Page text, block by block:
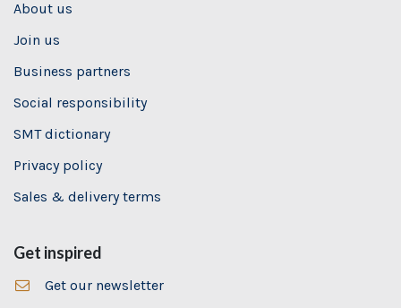
About us
Join us
Business partners
Social responsibility
SMT dictionary
Privacy policy
Sales & delivery terms
Get inspired
Get our newsletter